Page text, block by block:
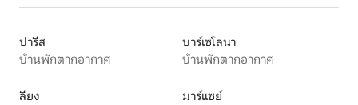
ปารีส
บ้านพักตากอากาศ
บาร์เซโลนา
บ้านพักตากอากาศ
ลียง
มาร์แซย์